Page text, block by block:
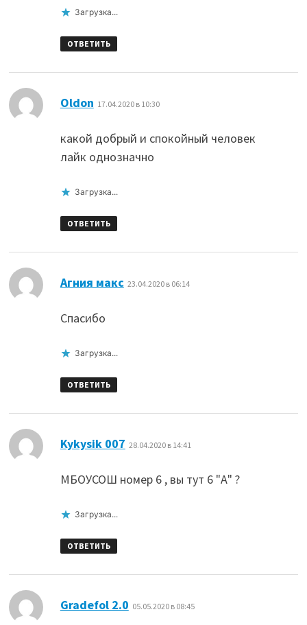
Загрузка...
ОТВЕТИТЬ
Oldon 17.04.2020 в 10:30
какой добрый и спокойный человек
лайк однозначно
Загрузка...
ОТВЕТИТЬ
Агния макс 23.04.2020 в 06:14
Спасибо
Загрузка...
ОТВЕТИТЬ
Kykysik 007 28.04.2020 в 14:41
МБОУСОШ номер 6 , вы тут 6 "А" ?
Загрузка...
ОТВЕТИТЬ
Gradefol 2.0 05.05.2020 в 08:45